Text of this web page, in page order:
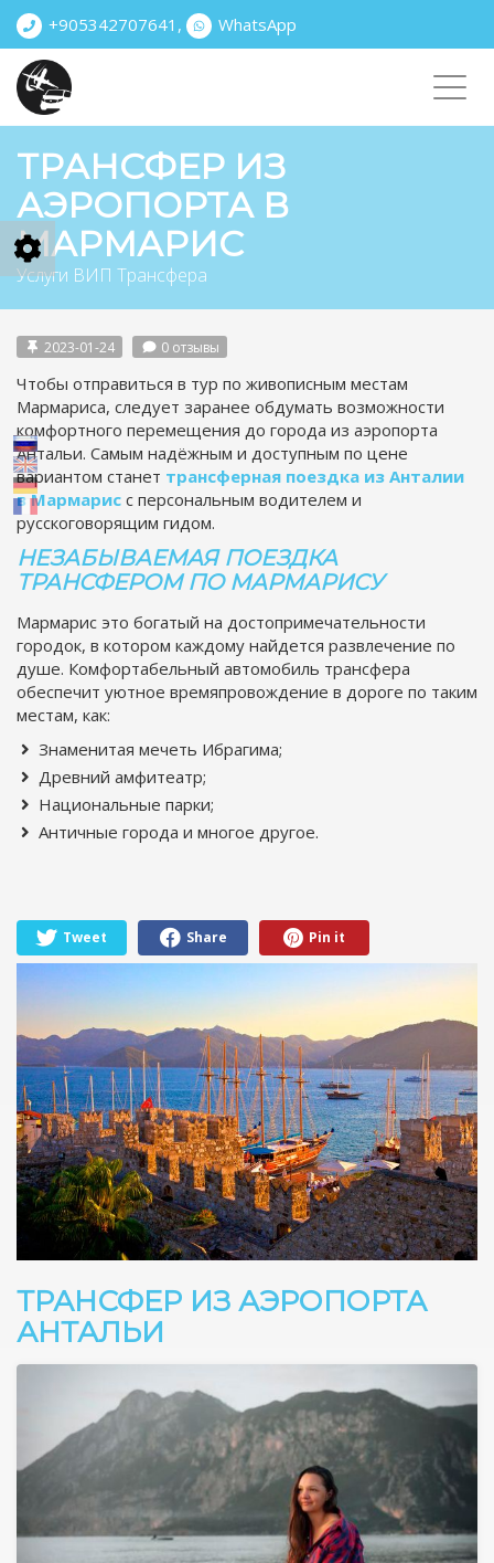
+905342707641 , WhatsApp
ТРАНСФЕР ИЗ
АЭРОПОРТА В
МАРМАРИС
Услуги ВИП Трансфера
2023-01-24 0 отзывы
Чтобы отправиться в тур по живописным местам
Мармариса, следует заранее обдумать возможности
комфортного перемещения до города из аэропорта
Антальи. Самым надёжным и доступным по цене
вариантом станет трансферная поездка из Анталии
в Мармарис с персональным водителем и
русскоговорящим гидом.
НЕЗАБЫВАЕМАЯ ПОЕЗДКА
ТРАНСФЕРОМ ПО МАРМАРИСУ
Мармарис это богатый на достопримечательности
городок, в котором каждому найдется развлечение по
душе. Комфортабельный автомобиль трансфера
обеспечит уютное времяпровождение в дороге по таким
местам, как:
Знаменитая мечеть Ибрагима;
Древний амфитеатр;
Национальные парки;
Античные города и многое другое.
Tweet Share Pin it
ТРАНСФЕР ИЗ АЭРОПОРТА
АНТАЛЬИ